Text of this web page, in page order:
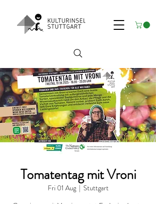
Tomatentag mit Vroni
Fri 01 Aug
  |
Stuttgart